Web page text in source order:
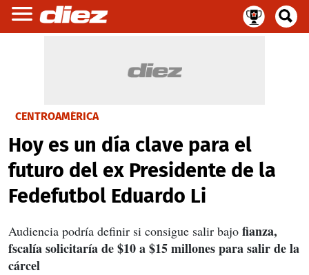
CENTROAMÉRICA
Hoy es un día clave para el
futuro del ex Presidente de la
Fedefutbol Eduardo Li
Audiencia podría definir si consigue salir bajo fianza,
fscalía solicitaría de $10 a $15 millones para salir de la
cárcel